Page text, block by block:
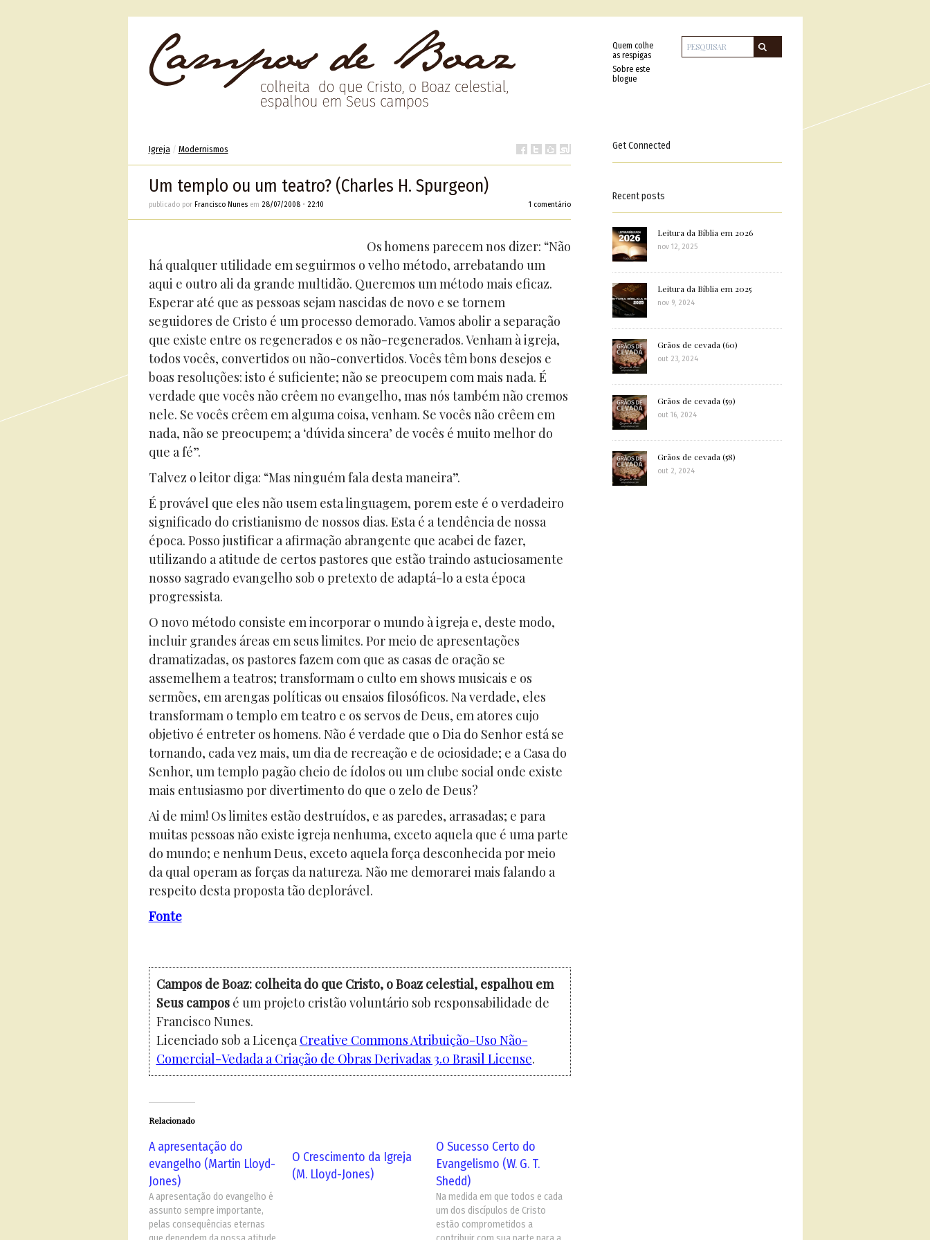
Quem colhe
as respigas
Sobre este
blogue
Igreja / Modernismos
Um templo ou um teatro? (Charles H. Spurgeon)
publicado por Francisco Nunesem 28/07/2008• 22:10 1 comentário
Os homens parecem nos dizer: “Não
há qualquer utilidade em seguirmos o velho método, arrebatando um
aqui e outro ali da grande multidão. Queremos um método mais eficaz.
Esperar até que as pessoas sejam nascidas de novo e se tornem
seguidores de Cristo é um processo demorado. Vamos abolir a separação
que existe entre os regenerados e os não-regenerados. Venham à igreja,
todos vocês, convertidos ou não-convertidos. Vocês têm bons desejos e
boas resoluções: isto é suficiente; não se preocupem com mais nada. É
verdade que vocês não crêem no evangelho, mas nós também não cremos
nele. Se vocês crêem em alguma coisa, venham. Se vocês não crêem em
nada, não se preocupem; a ‘dúvida sincera’ de vocês é muito melhor do
que a fé”.
Talvez o leitor diga: “Mas ninguém fala desta maneira”.
É provável que eles não usem esta linguagem, porem este é o verdadeiro
significado do cristianismo de nossos dias. Esta é a tendência de nossa
época. Posso justificar a afirmação abrangente que acabei de fazer,
utilizando a atitude de certos pastores que estão traindo astuciosamente
nosso sagrado evangelho sob o pretexto de adaptá-lo a esta época
progressista.
O novo método consiste em incorporar o mundo à igreja e, deste modo,
incluir grandes áreas em seus limites. Por meio de apresentações
dramatizadas, os pastores fazem com que as casas de oração se
assemelhem a teatros; transformam o culto em shows musicais e os
sermões, em arengas políticas ou ensaios filosóficos. Na verdade, eles
transformam o templo em teatro e os servos de Deus, em atores cujo
objetivo é entreter os homens. Não é verdade que o Dia do Senhor está se
tornando, cada vez mais, um dia de recreação e de ociosidade; e a Casa do
Senhor, um templo pagão cheio de ídolos ou um clube social onde existe
mais entusiasmo por divertimento do que o zelo de Deus?
Ai de mim! Os limites estão destruídos, e as paredes, arrasadas; e para
muitas pessoas não existe igreja nenhuma, exceto aquela que é uma parte
do mundo; e nenhum Deus, exceto aquela força desconhecida por meio
da qual operam as forças da natureza. Não me demorarei mais falando a
respeito desta proposta tão deplorável.
Fonte
Campos de Boaz: colheita do que Cristo, o Boaz celestial, espalhou em
Seus camposé um projeto cristão voluntário sob responsabilidade de
Francisco Nunes.
Licenciado sob a Licença Creative Commons Atribuição-Uso Não-
Comercial-Vedada a Criação de Obras Derivadas 3.0 Brasil License.
Relacionado
A apresentação do
evangelho (Martin Lloyd-
Jones)
A apresentação do evangelho é
assunto sempre importante,
pelas consequências eternas
O Crescimento da Igreja
(M. Lloyd-Jones)
O Sucesso Certo do
Evangelismo (W. G. T.
Shedd)
Na medida em que todos e cada
um dos discípulos de Cristo
estão comprometidos a
Get Connected
Recent posts
Leitura da Bíblia em 2026
nov 12, 2025
Leitura da Bíblia em 2025
nov 9, 2024
Grãos de cevada (60)
out 23, 2024
Grãos de cevada (59)
out 16, 2024
Grãos de cevada (58)
out 2, 2024